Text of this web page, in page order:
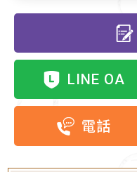
LINE OA
電話